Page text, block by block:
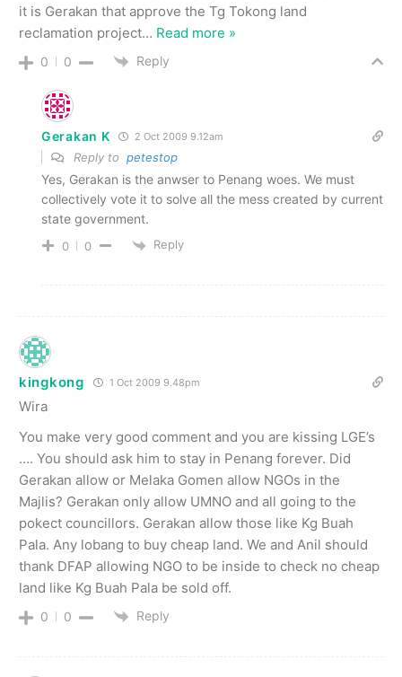
it is Gerakan that approve the Tg Tokong land
reclamation project… Read more »
0 0 Reply
Gerakan K 2 Oct 2009 9.12am
Reply to petestop
Yes, Gerakan is the anwser to Penang woes. We must
collectively vote it to solve all the mess created by current
state government.
0 0 Reply
kingkong 1 Oct 2009 9.48pm
Wira
You make very good comment and you are kissing LGE’s
…. You should ask him to stay in Penang forever. Did
Gerakan allow or Melaka Gomen allow NGOs in the
Majlis? Gerakan only allow UMNO and all going to the
pokect councillors. Gerakan allow those like Kg Buah
Pala. Any lobang to buy cheap land. We and Anil should
thank DFAP allowing NGO to be inside to check no cheap
land like Kg Buah Pala be sold off.
0 0 Reply